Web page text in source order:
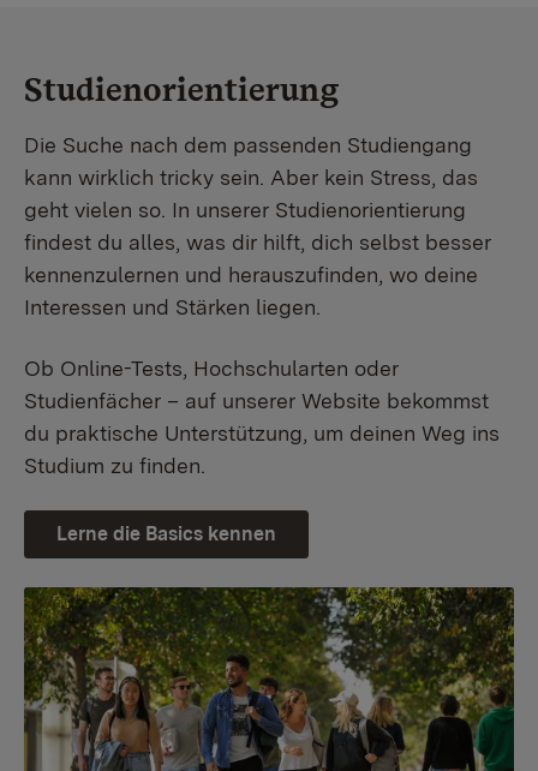
Studienorientierung
Die Suche nach dem passenden Studiengang
kann wirklich tricky sein. Aber kein Stress, das
geht vielen so. In unserer Studienorientierung
findest du alles, was dir hilft, dich selbst besser
kennenzulernen und herauszufinden, wo deine
Interessen und Stärken liegen.
Ob Online-Tests, Hochschularten oder
Studienfächer – auf unserer Website bekommst
du praktische Unterstützung, um deinen Weg ins
Studium zu finden.
Lerne die Basics kennen